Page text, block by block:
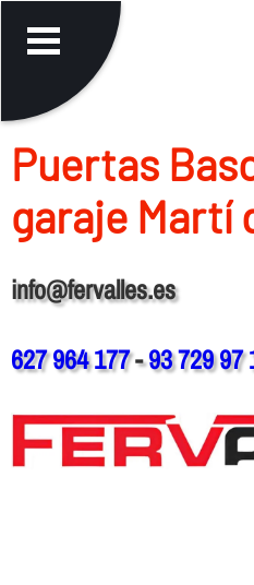
Puertas
garaje Martí
info@fervalles.es
627 964 177-93 729 97